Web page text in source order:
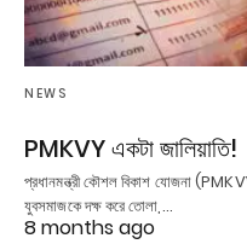
NEWS
PMKVY একটা জালিয়াতি!
প্রধানমন্ত্রী কৌশল বিকাশ যোজনা
যুবসমাজকে দক্ষ করে তোলা,…
8 months ago